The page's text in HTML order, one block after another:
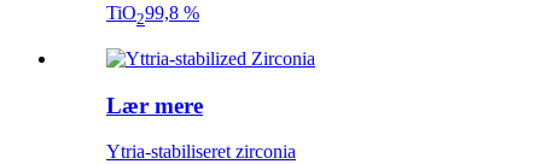
TiO299,8 %
Lær mere
Ytria-stabiliseret zirconia